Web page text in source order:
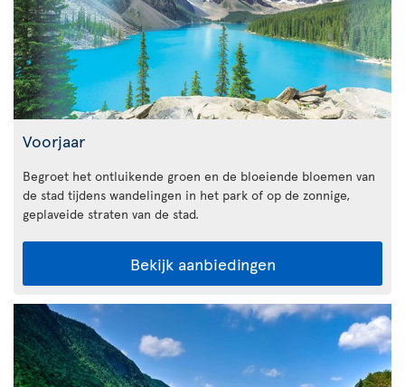
Voorjaar
Begroet het ontluikende groen en de bloeiende bloemen van
de stad tijdens wandelingen in het park of op de zonnige,
geplaveide straten van de stad.
Bekijk aanbiedingen